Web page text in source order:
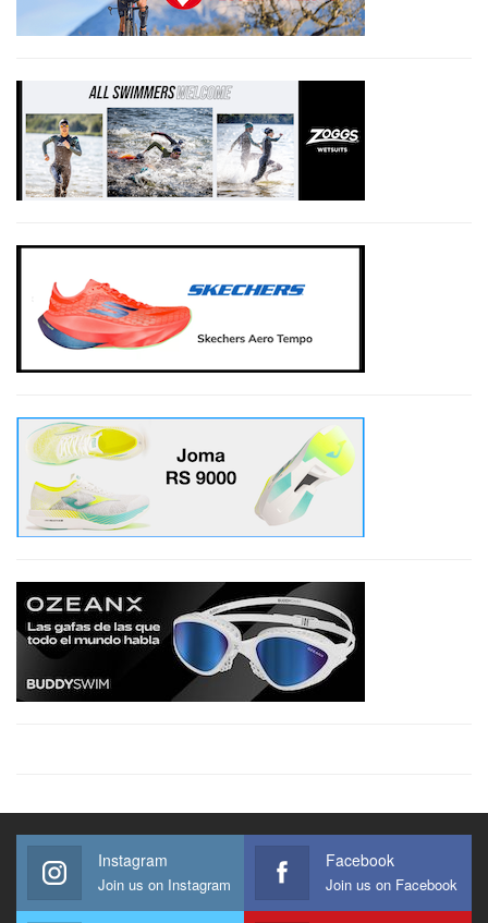
Instagram
Join us on Instagram
Facebook
Join us on Facebook